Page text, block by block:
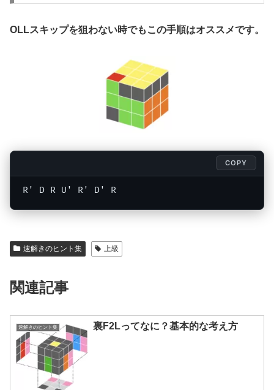
OLLスキップを狙わない時でもこの手順はオススメです。
R' D R U' R' D' R
COPY
速解きのヒント集 上級
関連記事
速解きのヒント集 裏F2Lってなに？基本的な考え方